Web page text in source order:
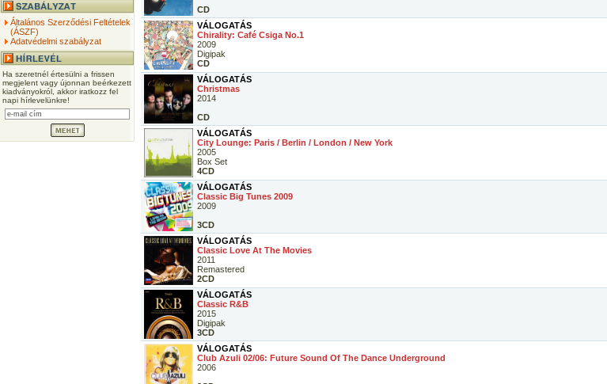
Általános Szerződési Feltételek
(ÁSZF)
Adatvédelmi szabályzat
Ha szeretnél értesülni a frissen
megjelent vagy újonnan beérkezett
kiadványokról, akkor iratkozz fel
napi hírlevelünkre!
CD
VÁLOGATÁS
Chirality: Café Csiga No.1
2009
Digipak
CD
VÁLOGATÁS
Christmas
2014
CD
VÁLOGATÁS
City Lounge: Paris / Berlin / London / New York
2005
Box Set
4CD
VÁLOGATÁS
Classic Big Tunes 2009
2009
3CD
VÁLOGATÁS
Classic Love At The Movies
2011
Remastered
2CD
VÁLOGATÁS
Classic R&B
2015
Digipak
3CD
VÁLOGATÁS
Club Azuli 02/06: Future Sound Of The Dance Underground
2006